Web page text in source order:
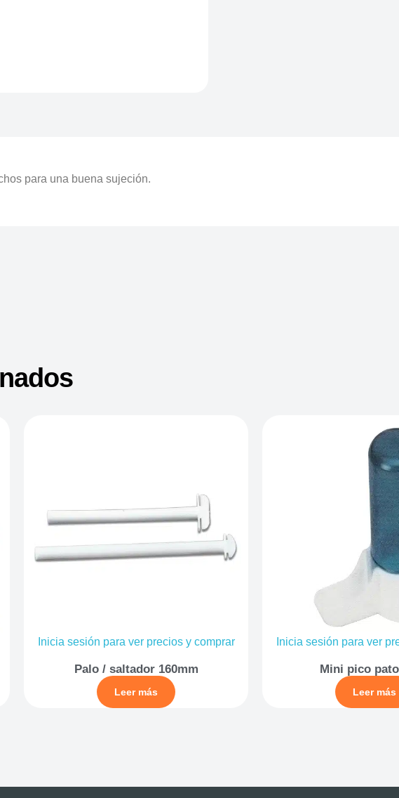
para una buena sujeción.
Inicia sesión para ver precios y comprar
Palo / saltador 160mm
Leer más
Inicia sesión para ver
Mini pico
Leer más